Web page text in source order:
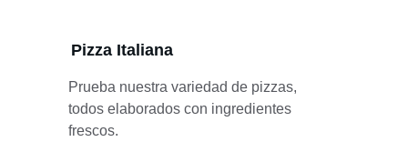
Prueba nuestra variedad de pizzas,
todos elaborados con ingredientes
frescos.
Pizza Italiana